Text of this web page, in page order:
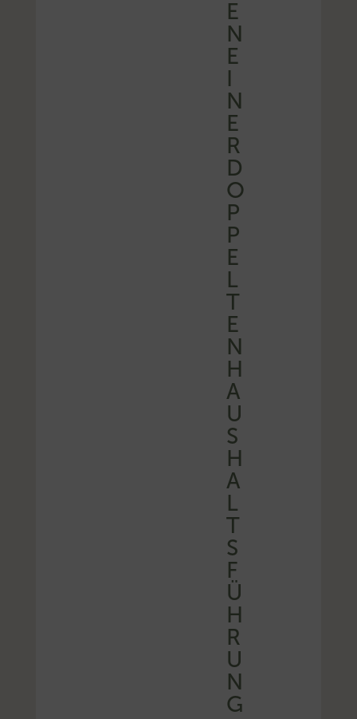
E
N
E
I
N
E
R
D
O
P
P
E
L
T
E
N
H
A
U
S
H
A
L
T
S
F
Ü
H
R
U
N
G